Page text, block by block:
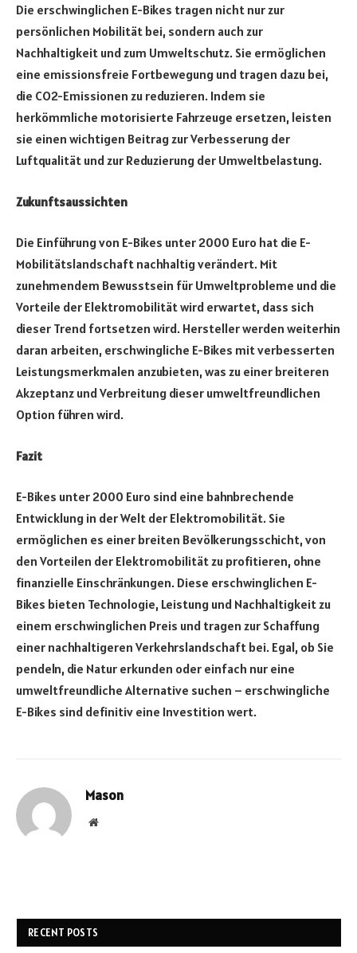
Die erschwinglichen E-Bikes tragen nicht nur zur
persönlichen Mobilität bei, sondern auch zur
Nachhaltigkeit und zum Umweltschutz. Sie ermöglichen
eine emissionsfreie Fortbewegung und tragen dazu bei,
die CO2-Emissionen zu reduzieren. Indem sie
herkömmliche motorisierte Fahrzeuge ersetzen, leisten
sie einen wichtigen Beitrag zur Verbesserung der
Luftqualität und zur Reduzierung der Umweltbelastung.
Zukunftsaussichten
Die Einführung von E-Bikes unter 2000 Euro hat die E-
Mobilitätslandschaft nachhaltig verändert. Mit
zunehmendem Bewusstsein für Umweltprobleme und die
Vorteile der Elektromobilität wird erwartet, dass sich
dieser Trend fortsetzen wird. Hersteller werden weiterhin
daran arbeiten, erschwingliche E-Bikes mit verbesserten
Leistungsmerkmalen anzubieten, was zu einer breiteren
Akzeptanz und Verbreitung dieser umweltfreundlichen
Option führen wird.
Fazit
E-Bikes unter 2000 Euro sind eine bahnbrechende
Entwicklung in der Welt der Elektromobilität. Sie
ermöglichen es einer breiten Bevölkerungsschicht, von
den Vorteilen der Elektromobilität zu profitieren, ohne
finanzielle Einschränkungen. Diese erschwinglichen E-
Bikes bieten Technologie, Leistung und Nachhaltigkeit zu
einem erschwinglichen Preis und tragen zur Schaffung
einer nachhaltigeren Verkehrslandschaft bei. Egal, ob Sie
pendeln, die Natur erkunden oder einfach nur eine
umweltfreundliche Alternative suchen – erschwingliche
E-Bikes sind definitiv eine Investition wert.
Mason
Website
RECENT POSTS